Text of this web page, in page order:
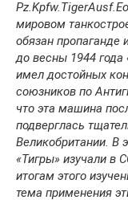
Pz.Kpfw.TigerAusf.E
мировом
обязан
до весны 1944 года
имел достойных
союзников по
что эта машина
подверглась
Великобритании. В
«Тигры» изучали в
итогам этого
тема применения